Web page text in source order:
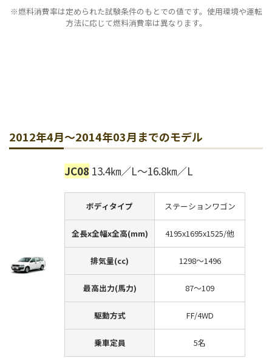
※燃料消費率は定められた試験条件のもとでの値です。使用環境や運転
方法に応じて燃料消費率は異なります。
2012年4月～2014年03月までのモデル
JC08 13.4㎞／L～16.8㎞／L
ボディタイプ ステーションワゴン
全長x全幅x全高(mm) 4195x1695x1525/他
排気量(cc) 1298～1496
最高出力(馬力) 87～109
駆動方式 FF/4WD
乗車定員 5名